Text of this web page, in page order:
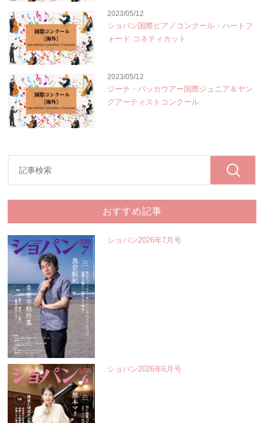
2023/05/12
ショパン国際ピアノコンクール・ハートフ
ォード コネティカット
2023/05/12
ジーナ・バッカウアー国際ジュニア＆ヤン
グアーティストコンクール
おすすめ記事
ショパン2026年7月号
ショパン2026年6月号